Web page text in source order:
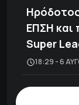
ΕΠΣΗ και
Super
18:29 - 6